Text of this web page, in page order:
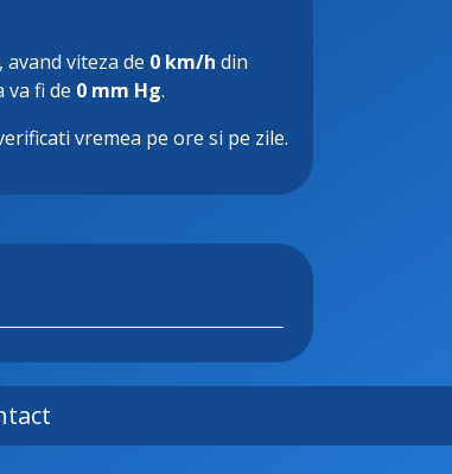
, avand viteza de 0 km/h din
va fi de 0 mm Hg.
vremea pe ore si pe zile.